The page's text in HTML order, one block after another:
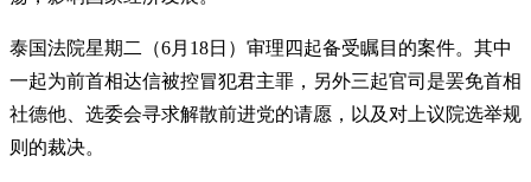
泰国法院星期二（6月18日）审理四起备受瞩目的案件。其中
一起为前首相达信被控冒犯君主罪，另外三起官司是罢免首相
社德他、选委会寻求解散前进党的请愿，以及对上议院选举规
则的裁决。